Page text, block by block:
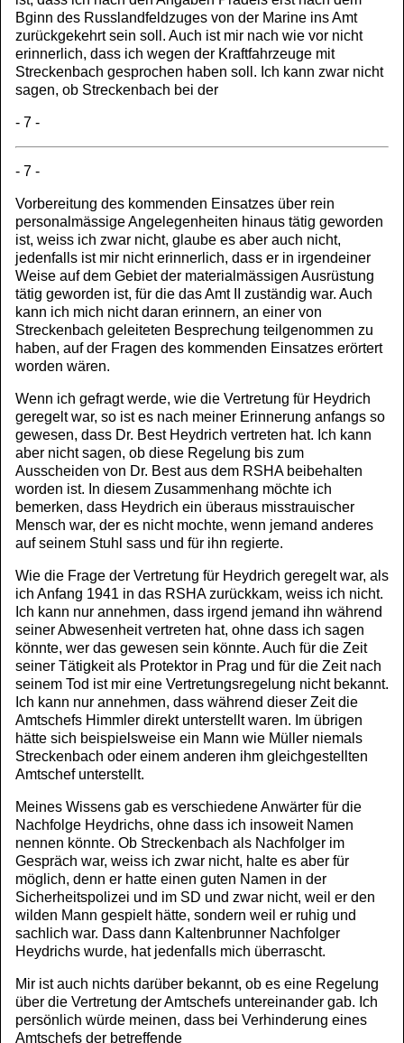
Bginn des Russlandfeldzuges von der Marine ins Amt
zurückgekehrt sein soll. Auch ist mir nach wie vor nicht
erinnerlich, dass ich wegen der Kraftfahrzeuge mit
Streckenbach gesprochen haben soll. Ich kann zwar nicht
sagen, ob Streckenbach bei der
- 7 -
- 7 -
Vorbereitung des kommenden Einsatzes über rein
personalmässige Angelegenheiten hinaus tätig geworden
ist, weiss ich zwar nicht, glaube es aber auch nicht,
jedenfalls ist mir nicht erinnerlich, dass er in irgendeiner
Weise auf dem Gebiet der materialmässigen Ausrüstung
tätig geworden ist, für die das Amt II zuständig war. Auch
kann ich mich nicht daran erinnern, an einer von
Streckenbach geleiteten Besprechung teilgenommen zu
haben, auf der Fragen des kommenden Einsatzes erörtert
worden wären.
Wenn ich gefragt werde, wie die Vertretung für Heydrich
geregelt war, so ist es nach meiner Erinnerung anfangs so
gewesen, dass Dr. Best Heydrich vertreten hat. Ich kann
aber nicht sagen, ob diese Regelung bis zum
Ausscheiden von Dr. Best aus dem RSHA beibehalten
worden ist. In diesem Zusammenhang möchte ich
bemerken, dass Heydrich ein überaus misstrauischer
Mensch war, der es nicht mochte, wenn jemand anderes
auf seinem Stuhl sass und für ihn regierte.
Wie die Frage der Vertretung für Heydrich geregelt war, als
ich Anfang 1941 in das RSHA zurückkam, weiss ich nicht.
Ich kann nur annehmen, dass irgend jemand ihn während
seiner Abwesenheit vertreten hat, ohne dass ich sagen
könnte, wer das gewesen sein könnte. Auch für die Zeit
seiner Tätigkeit als Protektor in Prag und für die Zeit nach
seinem Tod ist mir eine Vertretungsregelung nicht bekannt.
Ich kann nur annehmen, dass während dieser Zeit die
Amtschefs Himmler direkt unterstellt waren. Im übrigen
hätte sich beispielsweise ein Mann wie Müller niemals
Streckenbach oder einem anderen ihm gleichgestellten
Amtschef unterstellt.
Meines Wissens gab es verschiedene Anwärter für die
Nachfolge Heydrichs, ohne dass ich insoweit Namen
nennen könnte. Ob Streckenbach als Nachfolger im
Gespräch war, weiss ich zwar nicht, halte es aber für
möglich, denn er hatte einen guten Namen in der
Sicherheitspolizei und im SD und zwar nicht, weil er den
wilden Mann gespielt hätte, sondern weil er ruhig und
sachlich war. Dass dann Kaltenbrunner Nachfolger
Heydrichs wurde, hat jedenfalls mich überrascht.
Mir ist auch nichts darüber bekannt, ob es eine Regelung
über die Vertretung der Amtschefs untereinander gab. Ich
persönlich würde meinen, dass bei Verhinderung eines
Amtschefs der betreffende